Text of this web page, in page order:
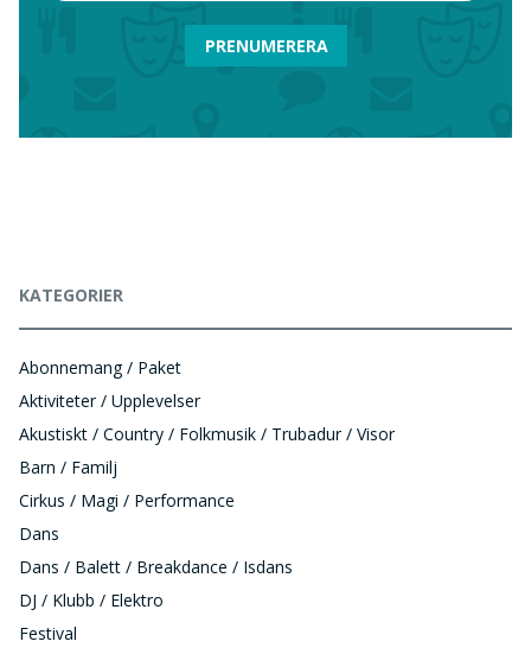
PRENUMERERA
KATEGORIER
Abonnemang / Paket
Aktiviteter / Upplevelser
Akustiskt / Country / Folkmusik / Trubadur / Visor
Barn / Familj
Cirkus / Magi / Performance
Dans
Dans / Balett / Breakdance / Isdans
DJ / Klubb / Elektro
Festival